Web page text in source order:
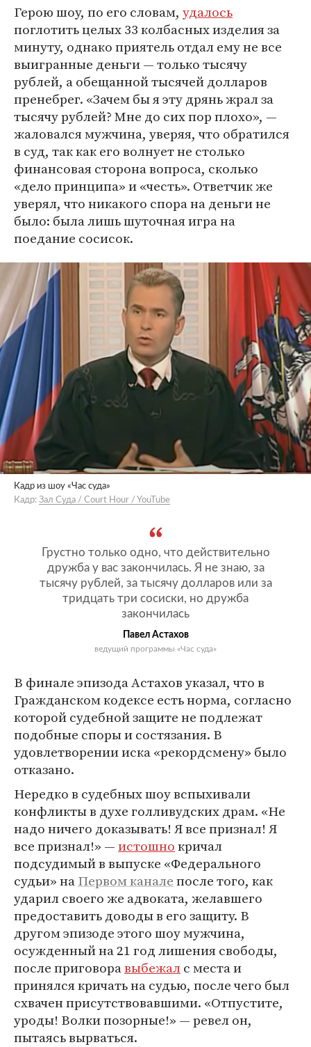
Герою шоу, по его словам, удалось
поглотить целых 33 колбасных изделия за
минуту, однако приятель отдал ему не все
выигранные деньги — только тысячу
рублей, а обещанной тысячей долларов
пренебрег. «Зачем бы я эту дрянь жрал за
тысячу рублей? Мне до сих пор плохо», —
жаловался мужчина, уверяя, что обратился
в суд, так как его волнует не столько
финансовая сторона вопроса, сколько
«дело принципа» и «честь». Ответчик же
уверял, что никакого спора на деньги не
было: была лишь шуточная игра на
поедание сосисок.
Кадр из шоу «Час суда»
Кадр: Зал Суда / Court Hour / YouTube
Грустно только одно, что действительно
дружба у вас закончилась. Я не знаю, за
тысячу рублей, за тысячу долларов или за
тридцать три сосиски, но дружба
закончилась
Павел Астахов
ведущий программы «Час суда»
В финале эпизода Астахов указал, что в
Гражданском кодексе есть норма, согласно
которой судебной защите не подлежат
подобные споры и состязания. В
удовлетворении иска «рекордсмену» было
отказано.
Нередко в судебных шоу вспыхивали
конфликты в духе голливудских драм. «Не
надо ничего доказывать! Я все признал! Я
все признал!» —истошнокричал
подсудимый в выпуске «Федерального
судьи» наПервом каналепосле того, как
ударил своего же адвоката, желавшего
предоставить доводы в его защиту. В
другом эпизоде этого шоу мужчина,
осужденный на 21 год лишения свободы,
после приговоравыбежалс места и
принялся кричать на судью, после чего был
схвачен присутствовавшими. «Отпустите,
уроды! Волки позорные!» — ревел он,
пытаясь вырваться.